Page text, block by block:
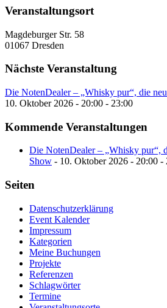
Veranstaltungsort
Magdeburger Str. 58
01067 Dresden
Nächste Veranstaltung
Die NotenDealer – „Whisky pur“, die
10. Oktober 2026 - 20:00 - 23:00
Kommende Veranstaltungen
Die NotenDealer – „Whisky pur“,
Show - 10. Oktober 2026 - 20:00 -
Seiten
Datenschutzerklärung
Event Kalender
Impressum
Kategorien
Meine Buchungen
Projekte
Referenzen
Schlagwörter
Termine